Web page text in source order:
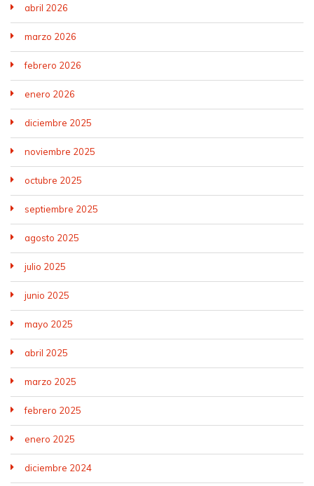
abril 2026
marzo 2026
febrero 2026
enero 2026
diciembre 2025
noviembre 2025
octubre 2025
septiembre 2025
agosto 2025
julio 2025
junio 2025
mayo 2025
abril 2025
marzo 2025
febrero 2025
enero 2025
diciembre 2024